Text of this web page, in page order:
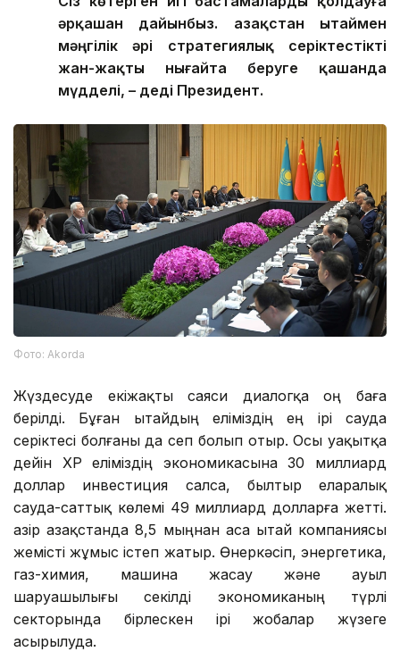
әрқашан дайынбыз. Қазақстан Қытаймен
мәңгілік әрі стратегиялық серіктестікті
жан-жақты нығайта беруге қашанда
мүдделі, – деді Президент.
Фото: Аkorda
Жүздесуде екіжақты саяси диалогқа оң баға
берілді. Бұған Қытайдың еліміздің ең ірі сауда
серіктесі болғаны да сеп болып отыр. Осы уақытқа
дейін ҚХР еліміздің экономикасына 30 миллиард
доллар инвестиция салса, былтыр еларалық
сауда-саттық көлемі 49 миллиард долларға жетті.
Қазір Қазақстанда 8,5 мыңнан аса Қытай компаниясы
жемісті жұмыс істеп жатыр. Өнеркәсіп, энергетика,
газ-химия, машина жасау және ауыл
шаруашылығы секілді экономиканың түрлі
секторында бірлескен ірі жобалар жүзеге
асырылуда.